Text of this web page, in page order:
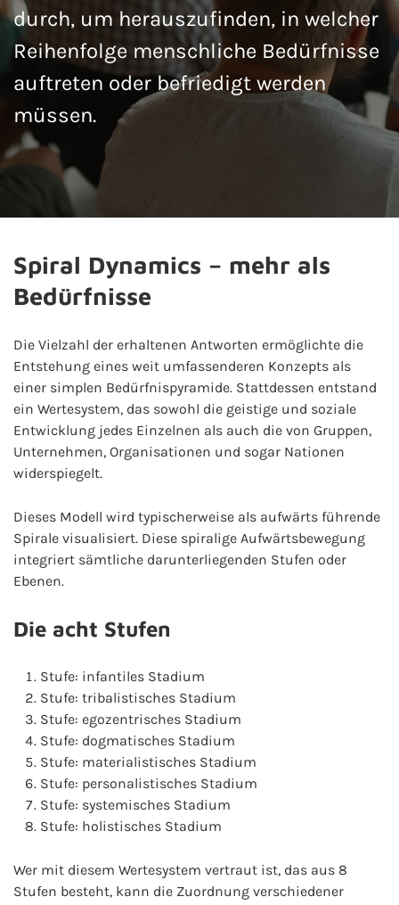
durch, um herauszufinden, in welcher
Reihenfolge menschliche Bedürfnisse
auftreten oder befriedigt werden
müssen.
Spiral Dynamics – mehr als
Bedürfnisse
Die Vielzahl der erhaltenen Antworten ermöglichte die
Entstehung eines weit umfassenderen Konzepts als
einer simplen Bedürfnispyramide. Stattdessen entstand
ein Wertesystem, das sowohl die geistige und soziale
Entwicklung jedes Einzelnen als auch die von Gruppen,
Unternehmen, Organisationen und sogar Nationen
widerspiegelt.
Dieses Modell wird typischerweise als aufwärts führende
Spirale visualisiert. Diese spiralige Aufwärtsbewegung
integriert sämtliche darunterliegenden Stufen oder
Ebenen.
Die acht Stufen
Stufe: infantiles Stadium
Stufe: tribalistisches Stadium
Stufe: egozentrisches Stadium
Stufe: dogmatisches Stadium
Stufe: materialistisches Stadium
Stufe: personalistisches Stadium
Stufe: systemisches Stadium
Stufe: holistisches Stadium
Wer mit diesem Wertesystem vertraut ist, das aus 8
Stufen besteht, kann die Zuordnung verschiedener